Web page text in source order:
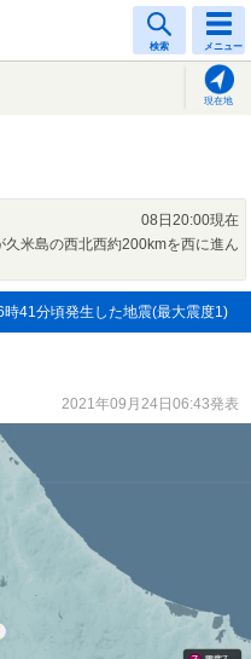
検索 メニュー
現在地
08日20:00現在
米島の西北西約200kmを西に進ん
時41分頃発生した地震(最大震度1)
2021年09月24日06:43発表